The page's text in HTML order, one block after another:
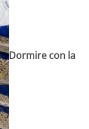
Dormire con la